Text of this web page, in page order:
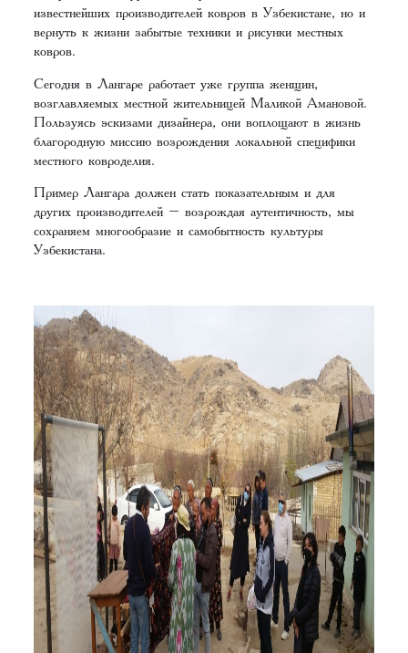
известнейших производителей ковров в Узбекистане, но и
вернуть к жизни забытые техники и рисунки местных
ковров.
Сегодня в Лангаре работает уже группа женщин,
возглавляемых местной жительницей Маликой Амановой.
Пользуясь эскизами дизайнера, они воплощают в жизнь
благородную миссию возрождения локальной специфики
местного ковроделия.
Пример Лангара должен стать показательным и для
других производителей – возрождая аутентичность, мы
сохраняем многообразие и самобытность культуры
Узбекистана.